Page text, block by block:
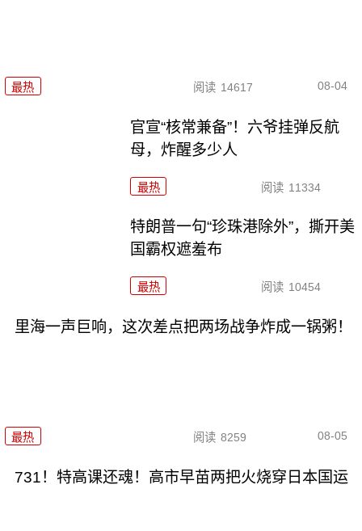
最热 阅读 14617 08-04
官宣“核常兼备”！六爷挂弹反航
母，炸醒多少人
最热 阅读 11334
特朗普一句“珍珠港除外”，撕开美
国霸权遮羞布
最热 阅读 10454
里海一声巨响，这次差点把两场战争炸成一锅粥！
最热 阅读 8259 08-05
731！特高课还魂！高市早苗两把火烧穿日本国运